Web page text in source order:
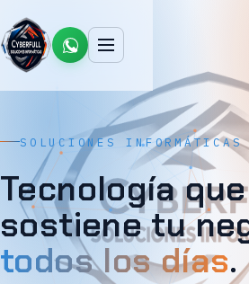
SOLUCIONES
Tecnología que
sostiene tu
todos los días.